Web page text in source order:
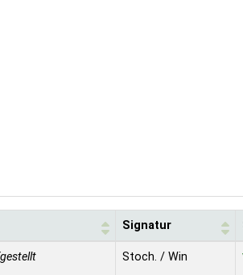
Signatur
Stoch. / Win